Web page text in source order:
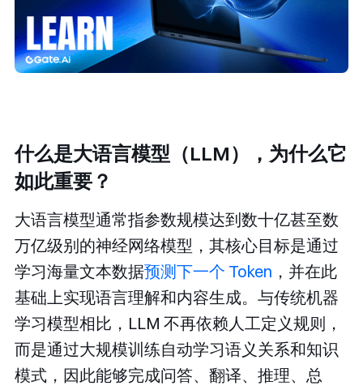
什么是大语言模型（LLM），为什么它
如此重要？
大语言模型通常指参数规模达到数十亿甚至数
万亿级别的神经网络模型，其核心目标是通过
学习海量文本数据预测下一个 Token ，并在此
基础上实现语言理解和内容生成。与传统机器
学习模型相比，LLM 不再依赖人工定义规则，
而是通过大规模训练自动学习语义关系和知识
模式，因此能够完成问答、翻译、推理、总